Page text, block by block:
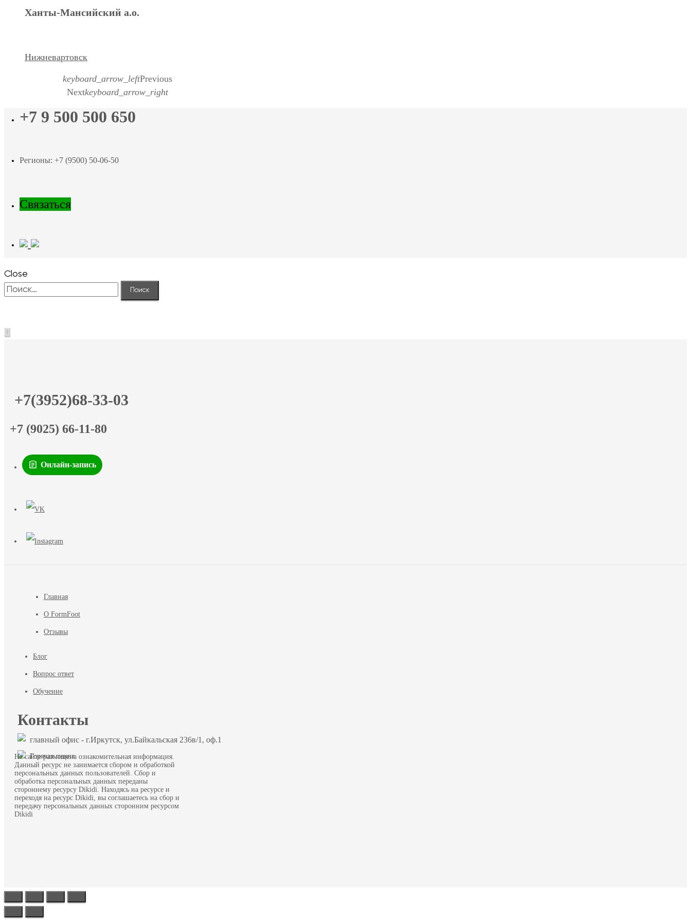
Ханты-Мансийский а.о.
Нижневартовск
keyboard_arrow_leftPrevious
Nextkeyboard_arrow_right
+7 9 500 500 650
Регионы: +7 (9500) 50-06-50
Связаться
Close
Найти:
+7(3952)68-33-03
+7 (9025) 66-11-80
Онлайн-запись
Главная
О FormFoot
Отзывы
Блог
Вопрос ответ
Обучение
Контакты
главный офис - г.Иркутск, ул.Байкальская 236в/1, оф.1
Горячая линия
На сайте размещена ознакомительная информация.
Данный ресурс не занимается сбором и обработкой
персональных данных пользователей. Сбор и
обработка персональных данных переданы
стороннему ресурсу Dikidi. Находясь на ресурсе и
переходя на ресурс Dikidi, вы соглашаетесь на сбор и
передачу персональных данных сторонним ресурсом
Dikidi